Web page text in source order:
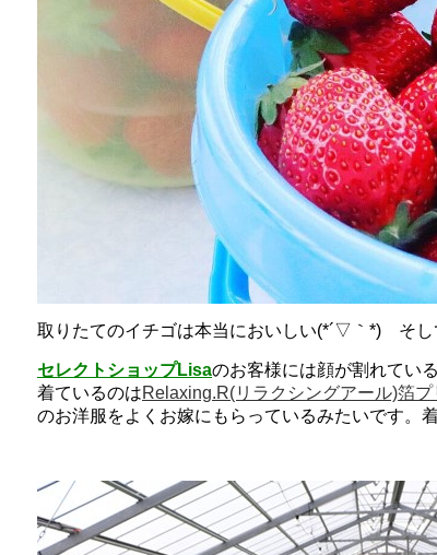
取りたてのイチゴは本当においしい(*´▽｀*) そし
セレクトショップLisaのお客様には顔が割れてい
着ているのはRelaxing.R(リラクシングアール)箔
のお洋服をよくお嫁にもらっているみたいです。